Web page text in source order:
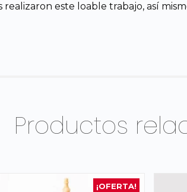
este loable trabajo, así
Productos
¡OFERTA!